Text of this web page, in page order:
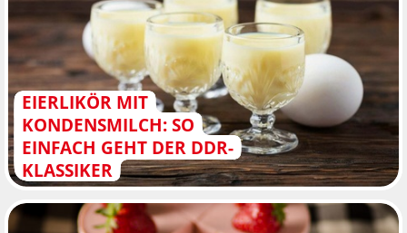
EIERLIKÖR MIT
KONDENSMILCH: SO
EINFACH GEHT DER DDR-
KLASSIKER